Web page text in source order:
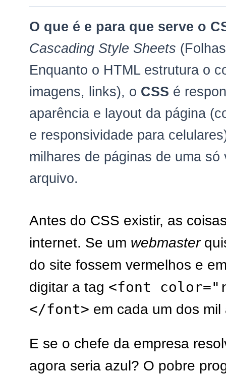
O que é e para que serve o
Cascading Style Sheets
Enquanto o HTML estrutura o
imagens, links), o CSS é
aparência e layout da página
e responsividade para
milhares de páginas de uma
arquivo.
Antes do CSS existir, as
internet. Se um webmaster
do site fossem vermelhos e
digitar a tag <font
</font> em cada um dos
E se o chefe da empresa
agora seria azul? O pobre